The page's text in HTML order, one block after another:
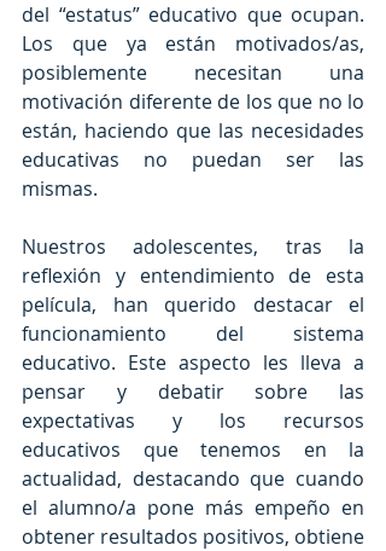
del “estatus” educativo que ocupan.
Los que ya están motivados/as,
posiblemente necesitan una
motivación diferente de los que no lo
están, haciendo que las necesidades
educativas no puedan ser las
mismas.
Nuestros adolescentes, tras la
reflexión y entendimiento de esta
película, han querido destacar el
funcionamiento del sistema
educativo. Este aspecto les lleva a
pensar y debatir sobre las
expectativas y los recursos
educativos que tenemos en la
actualidad, destacando que cuando
el alumno/a pone más empeño en
obtener resultados positivos, obtiene